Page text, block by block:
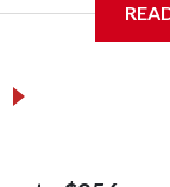
y Control de
Estados Unidos
de Martínez
él tenía para